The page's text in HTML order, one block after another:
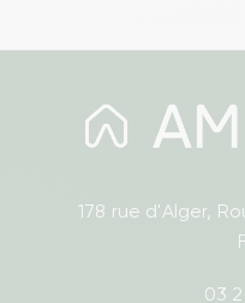
178 rue d'Alger,
03